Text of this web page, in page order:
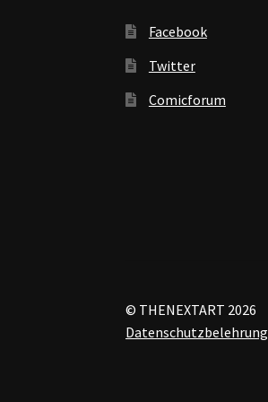
Facebook
Twitter
Comicforum
© THENEXTART 2026
Datenschutzbelehrung